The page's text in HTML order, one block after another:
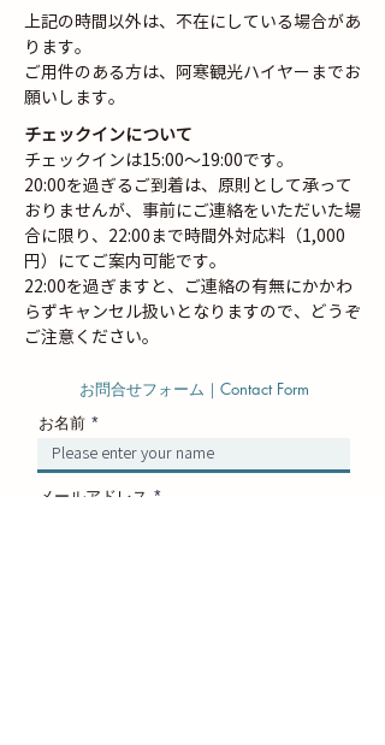
​​上記の時間以外は、不在にしている場合があ
ります。
​ご用件のある方は、阿寒観光ハイヤーまでお
願いします。
チェックインについて
チェックインは15:00〜19:00です。
20:00を過ぎるご到着は、原則として承って
おりませんが、事前にご連絡をいただいた場
合に限り、22:00まで時間外対応料（1,000
円）にてご案内可能です。
22:00を過ぎますと、ご連絡の有無にかかわ
らずキャンセル扱いとなりますので、どうぞ
ご注意ください。
お問合せフォーム｜Contact Form
お名前
メールアドレス